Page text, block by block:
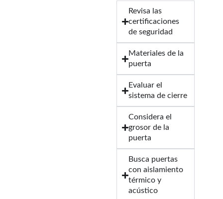
Revisa las
certificaciones
de seguridad
Materiales de la
puerta
Evaluar el
sistema de cierre
Considera el
grosor de la
puerta
Busca puertas
con aislamiento
térmico y
acústico